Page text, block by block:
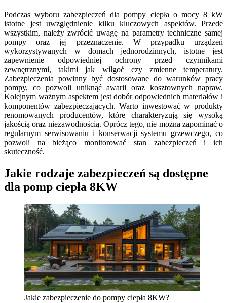
Podczas wyboru zabezpieczeń dla pompy ciepła o mocy 8 kW
istotne jest uwzględnienie kilku kluczowych aspektów. Przede
wszystkim, należy zwrócić uwagę na parametry techniczne samej
pompy oraz jej przeznaczenie. W przypadku urządzeń
wykorzystywanych w domach jednorodzinnych, istotne jest
zapewnienie odpowiedniej ochrony przed czynnikami
zewnętrznymi, takimi jak wilgoć czy zmienne temperatury.
Zabezpieczenia powinny być dostosowane do warunków pracy
pompy, co pozwoli uniknąć awarii oraz kosztownych napraw.
Kolejnym ważnym aspektem jest dobór odpowiednich materiałów i
komponentów zabezpieczających. Warto inwestować w produkty
renomowanych producentów, które charakteryzują się wysoką
jakością oraz niezawodnością. Oprócz tego, nie można zapominać o
regularnym serwisowaniu i konserwacji systemu grzewczego, co
pozwoli na bieżąco monitorować stan zabezpieczeń i ich
skuteczność.
Jakie rodzaje zabezpieczeń są dostępne
dla pomp ciepła 8KW
Jakie zabezpieczenie do pompy ciepła 8KW?